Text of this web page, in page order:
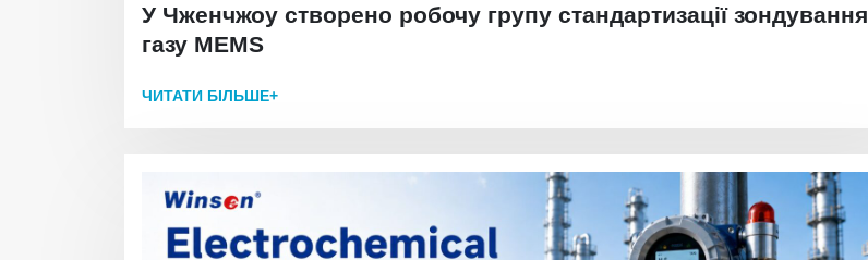
У Чженчжоу створено робочу групу стандартизації зондування
газу MEMS
ЧИТАТИ БІЛЬШЕ+